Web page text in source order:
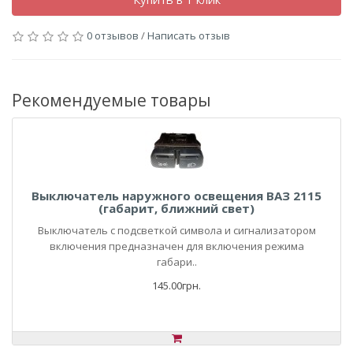
0 отзывов /Написать отзыв
Рекомендуемые товары
Выключатель наружного освещения ВАЗ 2115
(габарит, ближний свет)
Выключатель с подсветкой символа и сигнализатором
включения предназначен для включения режима
габари..
145.00грн.